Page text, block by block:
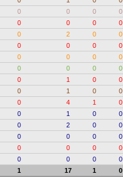
0 0 0 0
0 0 0 0
0 2 0 0
0 0 0 0
0 0 0 0
0 0 0 0
0 1 0 0
0 1 0 0
0 4 1 0
0 1 0 0
0 2 0 0
0 0 0 0
0 0 0 0
0 0 0 0
1 17 1 0